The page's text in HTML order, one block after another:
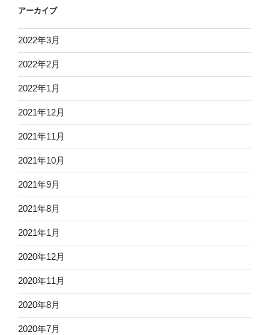
アーカイブ
2022年3月
2022年2月
2022年1月
2021年12月
2021年11月
2021年10月
2021年9月
2021年8月
2021年1月
2020年12月
2020年11月
2020年8月
2020年7月